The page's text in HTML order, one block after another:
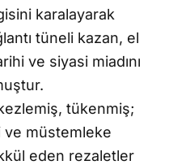
karalayarak
tüneli kazan, el
ve siyasi miadını
tükenmiş;
ve müstemleke
eden rezaletler